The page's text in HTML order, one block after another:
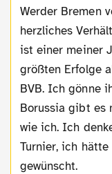
Werder Bremen
herzliches
ist einer meiner
größten Erfolge
BVB. Ich gönne
Borussia gibt es
wie ich. Ich
Turnier, ich
gewünscht.